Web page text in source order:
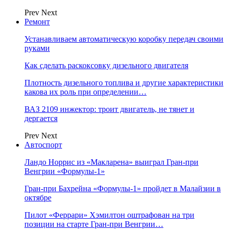
Prev Next
Ремонт
Устанавливаем автоматическую коробку передач своими
руками
Как сделать раскоксовку дизельного двигателя
Плотность дизельного топлива и другие характеристики
какова их роль при определении…
ВАЗ 2109 инжектор: троит двигатель, не тянет и
дергается
Prev Next
Автоспорт
Ландо Норрис из «Макларена» выиграл Гран‑при
Венгрии «Формулы‑1»
Гран‑при Бахрейна «Формулы‑1» пройдет в Малайзии в
октябре
Пилот «Феррари» Хэмилтон оштрафован на три
позиции на старте Гран‑при Венгрии…